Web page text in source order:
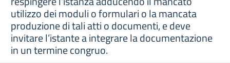
utilizzo dei moduli o formulari o la mancata
produzione di tali atti o documenti, e deve
invitare l’istante a integrare la documentazione
in un termine congruo.